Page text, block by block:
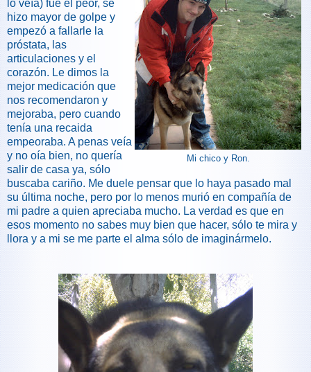
Mi chico y Ron.
lo veía) fue el peor, se
hizo mayor de golpe y
empezó a fallarle la
próstata, las
articulaciones y el
corazón. Le dimos la
mejor medicación que
nos recomendaron y
mejoraba, pero cuando
tenía una recaida
empeoraba. A penas veía
y no oía bien, no quería
salir de casa ya, sólo
buscaba cariño. Me duele pensar que lo haya pasado mal
su última noche, pero por lo menos murió en compañía de
mi padre a quien apreciaba mucho. La verdad es que en
esos momento no sabes muy bien que hacer, sólo te mira y
llora y a mi se me parte el alma sólo de imaginármelo.